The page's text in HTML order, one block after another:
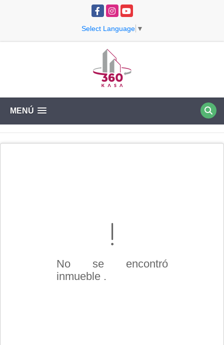
Facebook
InstagramYouTube
Select Language ▼
MENÚ
No se encontró
inmueble .